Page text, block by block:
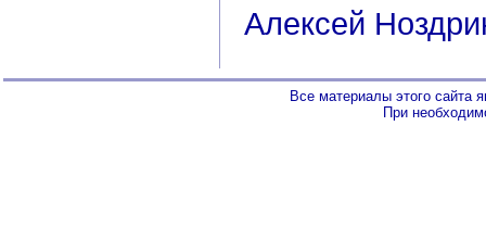
Алексей
Все материалы этого сайта
При